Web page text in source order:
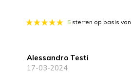
5 sterren op basis van
Alessandro Testi
17-03-2024